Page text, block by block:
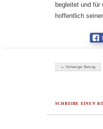
begleitet und
hoffentlich
Beitragsnavigation
← Vorheriger Beitrag
SCHREIBE EINEN